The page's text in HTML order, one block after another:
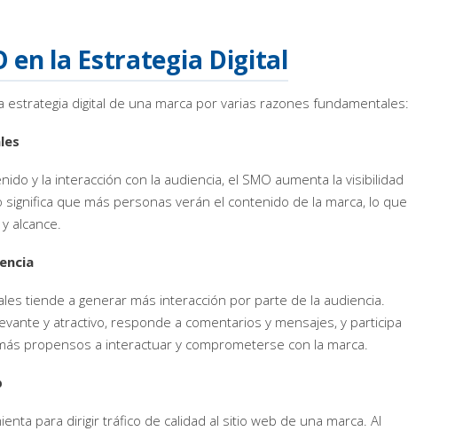
en la Estrategia Digital
estrategia digital de una marca por varias razones fundamentales:
y la interacción con la audiencia, el SMO aumenta la visibilidad
que más personas verán el contenido de la marca, lo que
alcance.
tiende a generar más interacción por parte de la audiencia.
y atractivo, responde a comentarios y mensajes, y participa
propensos a interactuar y comprometerse con la marca.
para dirigir tráfico de calidad al sitio web de una marca. Al